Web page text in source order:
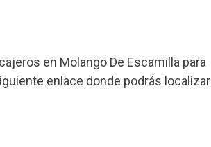
en Molango De Escamilla para
enlace donde podrás localizar